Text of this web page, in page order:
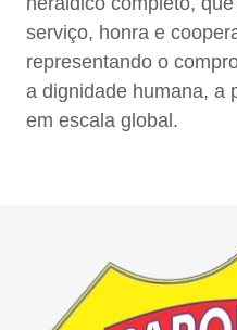
serviço, honra e
representando o
a dignidade humana, a
em escala global.